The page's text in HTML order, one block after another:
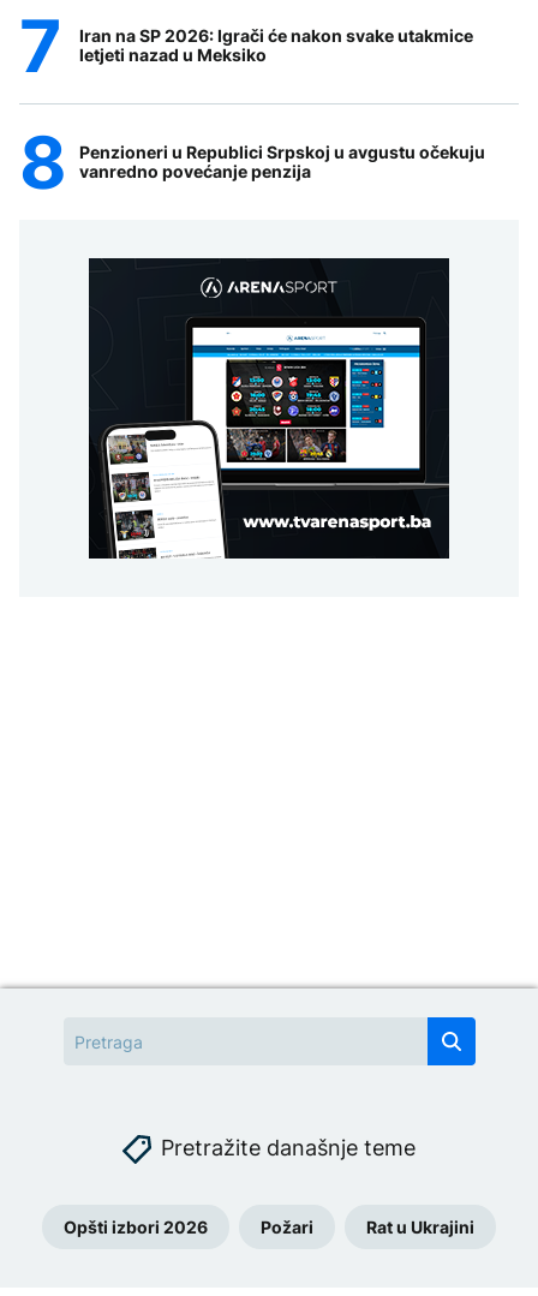
Iran na SP 2026: Igrači će nakon svake utakmice
letjeti nazad u Meksiko
Penzioneri u Republici Srpskoj u avgustu očekuju
vanredno povećanje penzija
Pretražite današnje teme
Opšti izbori 2026 Požari Rat u Ukrajini